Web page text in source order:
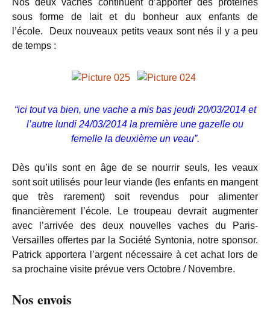
Nos deux vaches continuent d’apporter des protéines
sous forme de lait et du bonheur aux enfants de
l’école. Deux nouveaux petits veaux sont nés il y a peu
de temps :
“ici tout va bien, une vache a mis bas jeudi 20/03/2014 et
l’autre lundi 24/03/2014 la première une gazelle ou
femelle la deuxième un veau”.
Dès qu’ils sont en âge de se nourrir seuls, les veaux
sont soit utilisés pour leur viande (les enfants en mangent
que très rarement) soit revendus pour alimenter
financièrement l’école. Le troupeau devrait augmenter
avec l’arrivée des deux nouvelles vaches du Paris-
Versailles offertes par la Société Syntonia, notre sponsor.
Patrick apportera l’argent nécessaire à cet achat lors de
sa prochaine visite prévue vers Octobre / Novembre.
Nos envois